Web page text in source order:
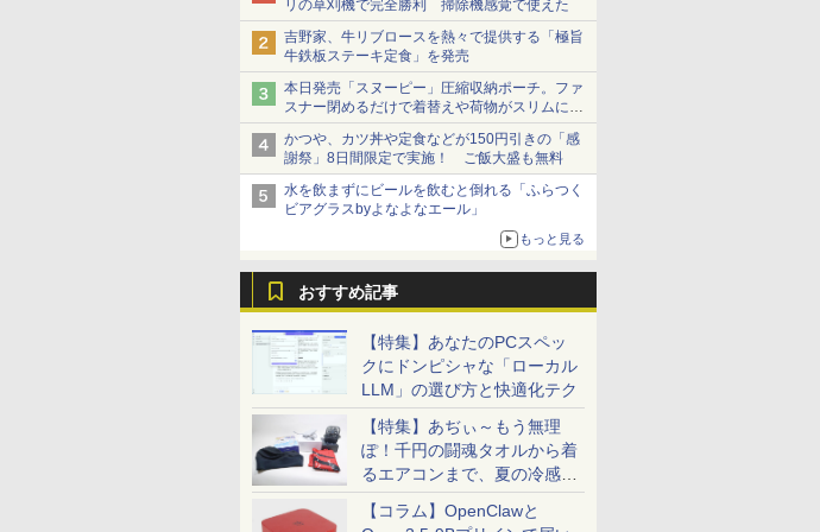
リの草刈機で完全勝利 掃除機感覚で使えた
吉野家、牛リブロースを熱々で提供する「極旨
牛鉄板ステーキ定食」を発売
本日発売「スヌーピー」圧縮収納ポーチ。ファ
スナー閉めるだけで着替えや荷物がスリムにま
とまる
かつや、カツ丼や定食などが150円引きの「感
謝祭」8日間限定で実施！ ご飯大盛も無料
水を飲まずにビールを飲むと倒れる「ふらつく
ビアグラスbyよなよなエール」
もっと見る
おすすめ記事
【特集】あなたのPCスペッ
クにドンピシャな「ローカル
LLM」の選び方と快適化テク
【特集】あぢぃ～もう無理
ぽ！千円の闘魂タオルから着
るエアコンまで、夏の冷感グ
ッズ一挙紹介
【コラム】OpenClawと